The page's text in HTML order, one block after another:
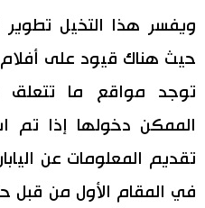
ويفسر هذا التخيل
حيث هناك قيود على أفلام
توجد مواقع ما تتعلق
الممكن دخولها إذا تم
تقديم المعلومات عن
في المقام الأول من قبل